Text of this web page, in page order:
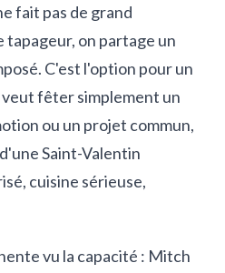
fait pas de grand
on partage un
C'est l'option pour un
fêter simplement un
ou un projet commun,
Saint-Valentin
cuisine sérieuse,
vu la capacité : Mitch